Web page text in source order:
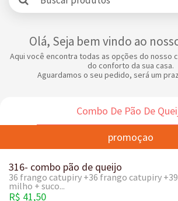
Olá, Seja bem vindo ao
Aqui você encontra todas as opções do nosso
do conforto da sua casa.
Aguardamos o seu pedido, será um
Combo De Pão De
promoçao
316- combo pão de queijo
36 frango catupiry +36 frango catupiry
milho + suco...
R$ 41,50